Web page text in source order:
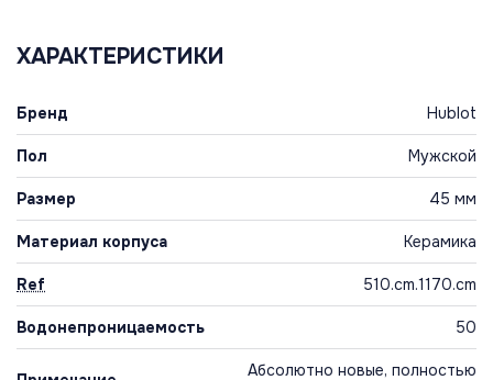
ХАРАКТЕРИСТИКИ
Бренд Hublot
Пол Мужской
Размер 45 мм
Материал корпуса Керамика
Ref 510.cm.1170.cm
Водонепроницаемость 50
Абсолютно новые, полностью